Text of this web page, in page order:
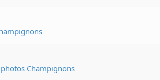
Champignons